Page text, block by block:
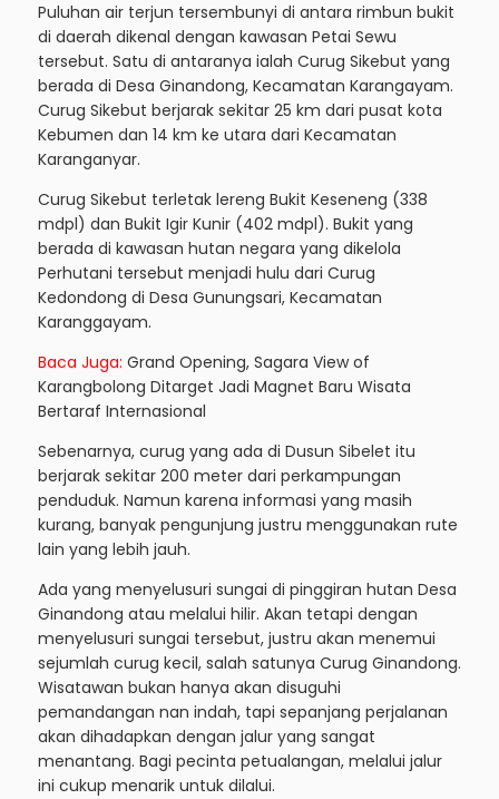
Puluhan air terjun tersembunyi di antara rimbun bukit
di daerah dikenal dengan kawasan Petai Sewu
tersebut. Satu di antaranya ialah Curug Sikebut yang
berada di Desa Ginandong, Kecamatan Karangayam.
Curug Sikebut berjarak sekitar 25 km dari pusat kota
Kebumen dan 14 km ke utara dari Kecamatan
Karanganyar.
Curug Sikebut terletak lereng Bukit Keseneng (338
mdpl) dan Bukit Igir Kunir (402 mdpl). Bukit yang
berada di kawasan hutan negara yang dikelola
Perhutani tersebut menjadi hulu dari Curug
Kedondong di Desa Gunungsari, Kecamatan
Karanggayam.
Baca Juga: Grand Opening, Sagara View of
Karangbolong Ditarget Jadi Magnet Baru Wisata
Bertaraf Internasional
Sebenarnya, curug yang ada di Dusun Sibelet itu
berjarak sekitar 200 meter dari perkampungan
penduduk. Namun karena informasi yang masih
kurang, banyak pengunjung justru menggunakan rute
lain yang lebih jauh.
Ada yang menyelusuri sungai di pinggiran hutan Desa
Ginandong atau melalui hilir. Akan tetapi dengan
menyelusuri sungai tersebut, justru akan menemui
sejumlah curug kecil, salah satunya Curug Ginandong.
Wisatawan bukan hanya akan disuguhi
pemandangan nan indah, tapi sepanjang perjalanan
akan dihadapkan dengan jalur yang sangat
menantang. Bagi pecinta petualangan, melalui jalur
ini cukup menarik untuk dilalui.